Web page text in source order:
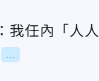
我任內「人